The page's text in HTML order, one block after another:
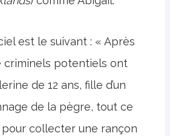
est le suivant : « Après
criminels potentiels ont
de 12 ans, fille d’un
de la pègre, tout ce
pour collecter une rançon